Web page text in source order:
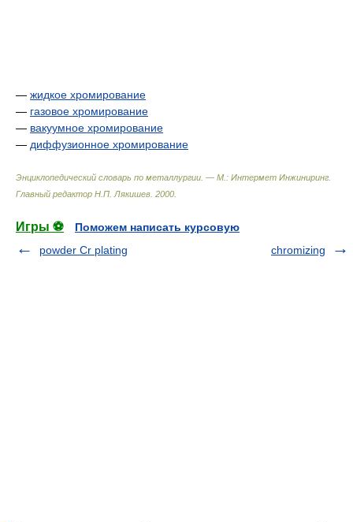
— жидкое хромирование
— газовое хромирование
— вакуумное хромирование
— диффузионное хромирование
Энциклопедический словарь по металлургии. — М.: Интермет Инжиниринг
Главный редактор Н.П. Лякишев 2000
Игры ⚽
Поможем написать курсовую
powder Cr plating
chromizing